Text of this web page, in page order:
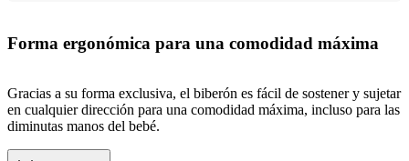
Forma ergonómica para una comodidad máxima
Gracias a su forma exclusiva, el biberón es fácil de sostener y sujetar
en cualquier dirección para una comodidad máxima, incluso para las
diminutas manos del bebé.